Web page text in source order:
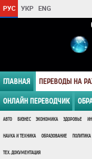
РУС УКР ENG
ГЛАВНАЯ ПЕРЕВОДЫ НА
ОНЛАЙН ПЕРЕВОДЧИК
АВТО БИЗНЕС ЭКОНОМИКА ЗДОРОВЬЕ
НАУКА И ТЕХНИКА ОБРАЗОВАНИЕ ПОЛИТИКА
ТЕХ. ДОКУМЕНТАЦИЯ